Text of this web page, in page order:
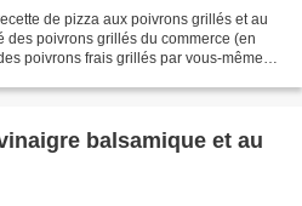
de pizza aux poivrons grillés et au
des poivrons grillés du commerce (en
poivrons frais grillés par vous-mêmes.
balsamique et au